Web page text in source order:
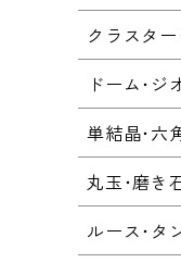
クラスタ
ドーム･ジ
単結晶･六
丸玉･磨き
ルース･タ